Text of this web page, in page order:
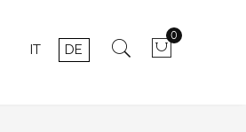
0
IT DE